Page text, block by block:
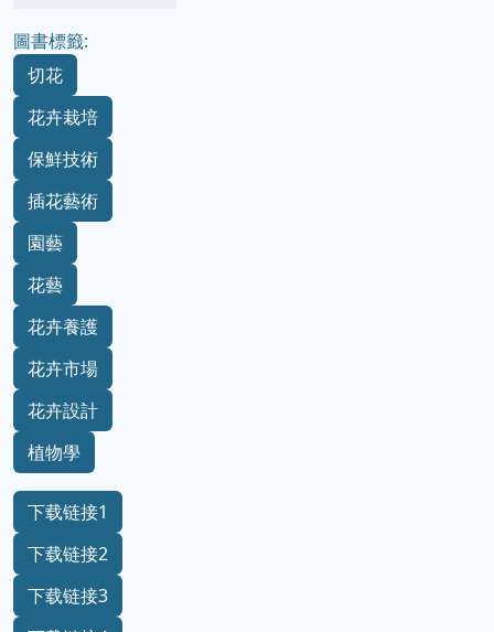
圖書標籤:
切花
花卉栽培
保鮮技術
插花藝術
園藝
花藝
花卉養護
花卉市場
花卉設計
植物學
下载链接1
下载链接2
下载链接3